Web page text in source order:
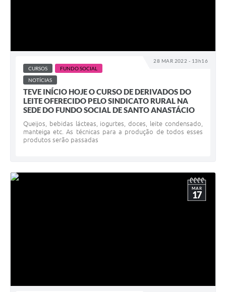
28 MAR 2022 - 13h16
CURSOS
FUNDO SOCIAL
NOTÍCIAS
TEVE INÍCIO HOJE O CURSO DE DERIVADOS DO
LEITE OFERECIDO PELO SINDICATO RURAL NA
SEDE DO FUNDO SOCIAL DE SANTO ANASTÁCIO
Queijos, bebidas lácteas, iogurtes, doces, leite condensado,
manteiga etc. As técnicas para a produção de todos esses
produtos serão passadas
MAR
17